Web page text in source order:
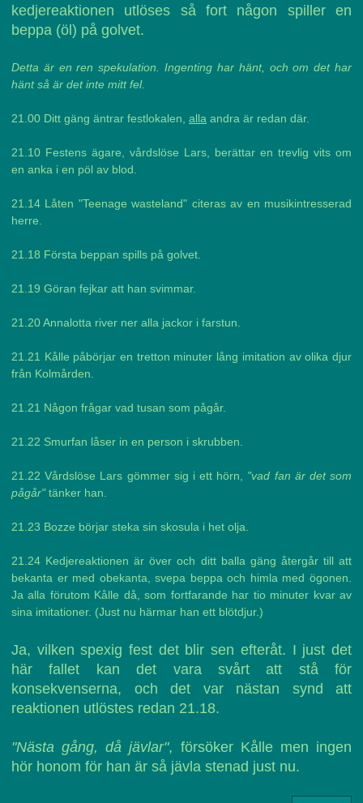
kedjereaktionen utlöses så fort någon spiller en
beppa (öl) på golvet.
Detta är en ren spekulation. Ingenting har hänt, och om det har
hänt så är det inte mitt fel.
21.00 Ditt gäng äntrar festlokalen, alla andra är redan där.
21.10 Festens ägare, vårdslöse Lars, berättar en trevlig vits om
en anka i en pöl av blod.
21.14 Låten "Teenage wasteland" citeras av en musikintresserad
herre.
21.18 Första beppan spills på golvet.
21.19 Göran fejkar att han svimmar.
21.20 Annalotta river ner alla jackor i farstun.
21.21 Kålle påbörjar en tretton minuter lång imitation av olika djur
från Kolmården.
21.21 Någon frågar vad tusan som pågår.
21.22 Smurfan låser in en person i skrubben.
21.22 Vårdslöse Lars gömmer sig i ett hörn, "vad fan är det som
pågår"tänker han.
21.23 Bozze börjar steka sin skosula i het olja.
21.24 Kedjereaktionen är över och ditt balla gäng återgår till att
bekanta er med obekanta, svepa beppa och himla med ögonen.
Ja alla förutom Kålle då, som fortfarande har tio minuter kvar av
sina imitationer. (Just nu härmar han ett blötdjur.)
Ja, vilken spexig fest det blir sen efteråt. I just det
här fallet kan det vara svårt att stå för
konsekvenserna, och det var nästan synd att
reaktionen utlöstes redan 21.18.
"Nästa gång, då jävlar", försöker Kålle men ingen
hör honom för han är så jävla stenad just nu.